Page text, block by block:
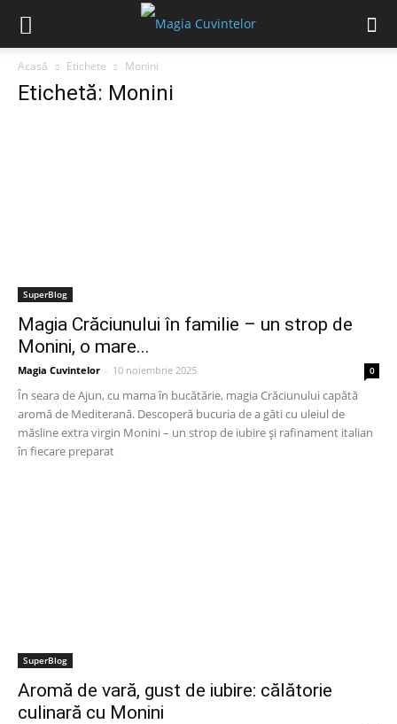
Acasă Etichete Monini
Etichetă: Monini
SuperBlog
Magia Crăciunului în familie – un strop de
Monini, o mare...
Magia Cuvintelor - 10 noiembrie 2025 0
În seara de Ajun, cu mama în bucătărie, magia Crăciunului capătă
aromă de Mediterană. Descoperă bucuria de a găti cu uleiul de
măsline extra virgin Monini – un strop de iubire și rafinament italian
în fiecare preparat
SuperBlog
Aromă de vară, gust de iubire: călătorie
culinară cu Monini